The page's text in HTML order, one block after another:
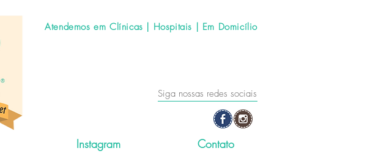
Atendemos em Clínicas | Hospitais | Em Domicílio
Siga nossas redes sociais
Instagram Contato